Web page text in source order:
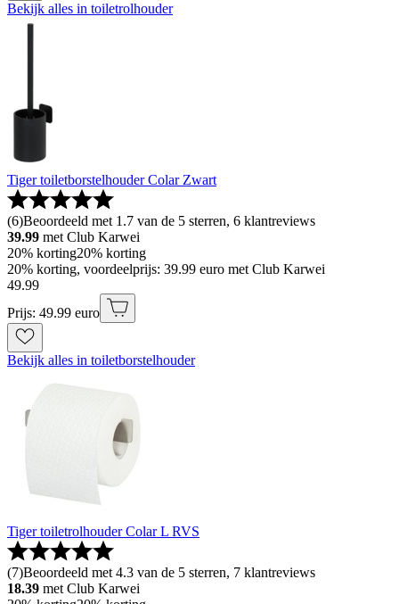
Bekijk alles in toiletrolhouder
Tiger toiletborstelhouder Colar Zwart
(6)Beoordeeld met 1.7 van de 5 sterren, 6 klantreviews
39.99 met Club Karwei
20% korting20% korting
20% korting, voordeelprijs: 39.99 euro met Club Karwei
49.99
Prijs: 49.99 euro
Bekijk alles in toiletborstelhouder
Tiger toiletrolhouder Colar L RVS
(7)Beoordeeld met 4.3 van de 5 sterren, 7 klantreviews
18.39 met Club Karwei